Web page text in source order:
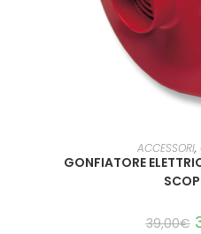
LEGGI
ACCESSORI,
GONFIATORE
39,00€